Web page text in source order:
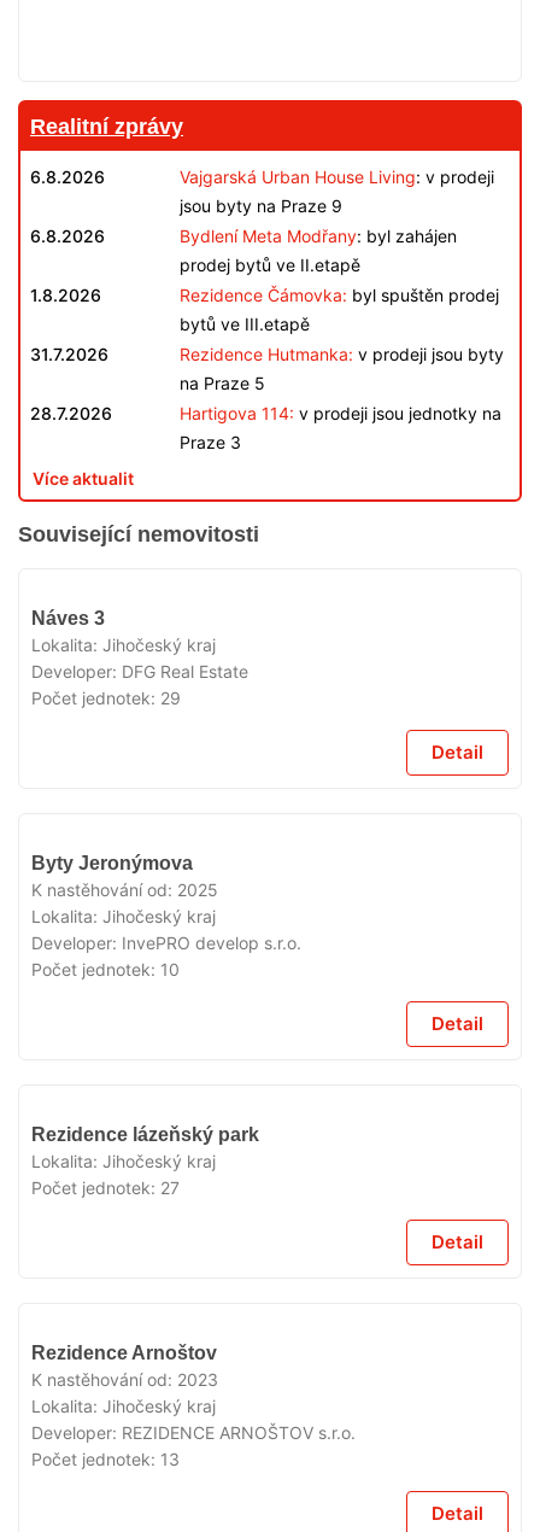
Realitní zprávy
6.8.2026 Vajgarská Urban House Living: v prodeji
jsou byty na Praze 9
6.8.2026
Bydlení Meta Modřany: byl zahájen
prodej bytů ve II.etapě
1.8.2026
Rezidence Čámovka: byl spuštěn prodej
bytů ve III.etapě
31.7.2026
Rezidence Hutmanka: v prodeji jsou byty
na Praze 5
28.7.2026
Hartigova 114: v prodeji jsou jednotky na
Praze 3
Více aktualit
Související nemovitosti
Náves 3
Lokalita: Jihočeský kraj
Developer: DFG Real Estate
Počet jednotek: 29
Detail
Byty Jeronýmova
K nastěhování od: 2025
Lokalita: Jihočeský kraj
Developer: InvePRO develop s.r.o.
Počet jednotek: 10
Detail
Rezidence lázeňský park
Lokalita: Jihočeský kraj
Počet jednotek: 27
Detail
Rezidence Arnoštov
K nastěhování od: 2023
Lokalita: Jihočeský kraj
Developer: REZIDENCE ARNOŠTOV s.r.o.
Počet jednotek: 13
Detail